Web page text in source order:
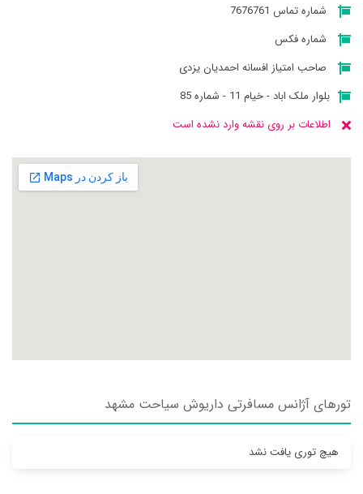
شماره تماس 7676761
شماره فکس
صاحب امتیاز افسانه احمدیان یزدی
بلوار ملک اباد - خیام 11 - شماره 85
اطلاعات بر روی نقشه وارد نشده است
تورهای آژانس مسافرتی داريوش سياحت مشهد
هیچ توری یافت نشد